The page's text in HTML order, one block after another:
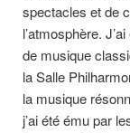
spectacles et de
l’atmosphère.
de musique
la Salle
la musique
j’ai été ému par